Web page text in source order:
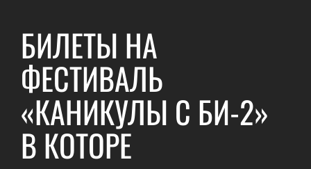
БИЛЕТЫ НА
ФЕСТИВАЛЬ
«КАНИКУЛЫ С БИ-2»
В КОТОРЕ